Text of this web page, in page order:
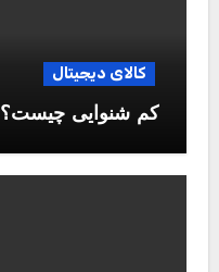
کالای دیجیتال
کم شنوایی چیست؟